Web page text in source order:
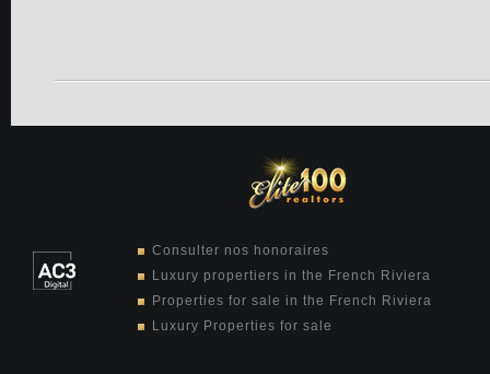
Consulter nos honoraires
Luxury propertiers in the French Riviera
Properties for sale in the French Riviera
Luxury Properties for sale